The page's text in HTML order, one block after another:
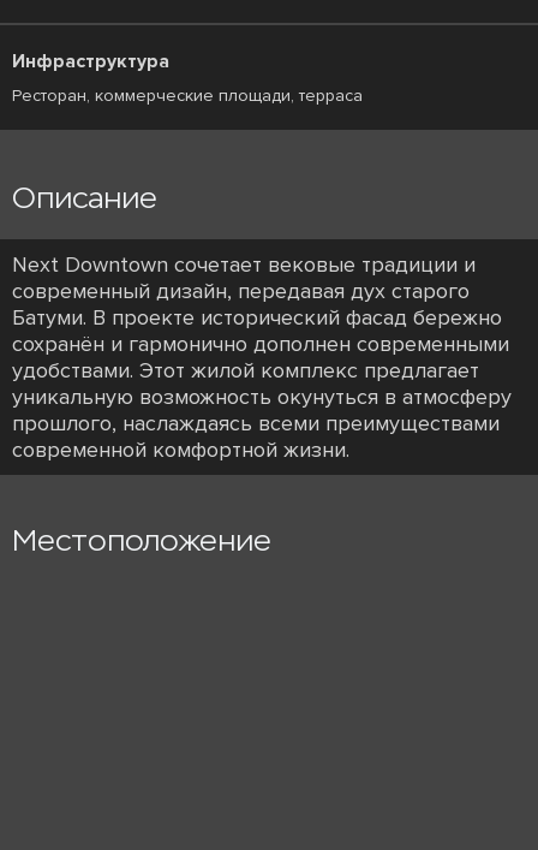
Инфраструктура
Ресторан, коммерческие площади, терраса
Описание
Next Downtown сочетает вековые традиции и
современный дизайн, передавая дух старого
Батуми. В проекте исторический фасад бережно
сохранён и гармонично дополнен современными
удобствами. Этот жилой комплекс предлагает
уникальную возможность окунуться в атмосферу
прошлого, наслаждаясь всеми преимуществами
современной комфортной жизни.
Местоположение